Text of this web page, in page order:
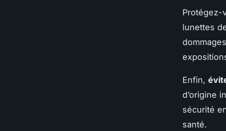
Protégez-
lunettes
Enfin,
d’origine
sécurité
santé.